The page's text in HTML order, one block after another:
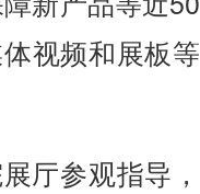
视频和展板等
厅参观指导，